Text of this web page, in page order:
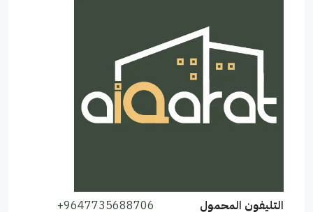
التليفون المحمول
+9647735688706